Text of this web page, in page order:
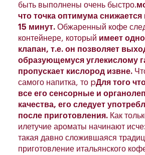
быть выполнены очень быстро.
что точка оптимума
15 минут. Обжаренный кофе
контейнере, который имеет
клапан, т.е. он позволяет
образующемуся углекислому
пропускает кислород извне.
самого напитка, то pДля того
все его сенсорные и
качества, его следует
после приготовления. Как
илетучие ароматы начинают
такая давно сложившаяся
приготовление итальянского